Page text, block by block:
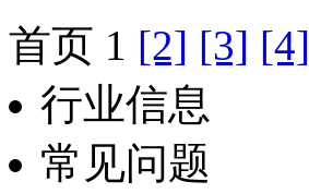
首页 1 [2] [3] [4]
行业信息
常见问题